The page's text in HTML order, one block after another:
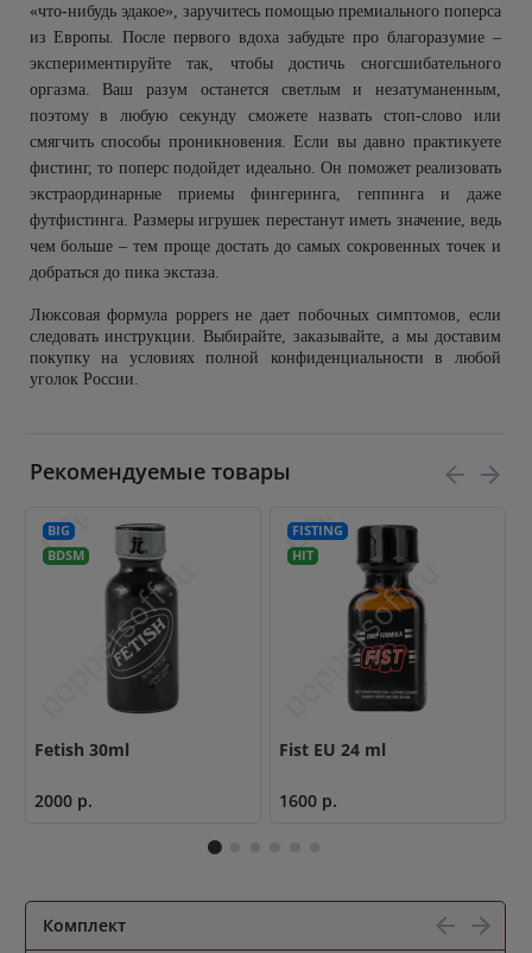
«что-нибудь эдакое», заручитесь помощью премиального поперса
из Европы. После первого вдоха забудьте про благоразумие –
экспериментируйте так, чтобы достичь сногсшибательного
оргазма. Ваш разум останется светлым и незатуманенным,
поэтому в любую секунду сможете назвать стоп-слово или
смягчить способы проникновения. Если вы давно практикуете
фистинг, то поперс подойдет идеально. Он поможет реализовать
экстраординарные приемы фингеринга, геппинга и даже
футфистинга. Размеры игрушек перестанут иметь значение, ведь
чем больше – тем проще достать до самых сокровенных точек и
добраться до пика экстаза.
Люксовая формула poppers не дает побочных симптомов, если
следовать инструкции. Выбирайте, заказывайте, а мы доставим
покупку на условиях полной конфиденциальности в любой
уголок России.
Рекомендуемые товары
BIG
BDSM
Fetish 30ml
2000 р.
FISTING
HIT
Fist EU 24 ml
1600 р.
Комплект